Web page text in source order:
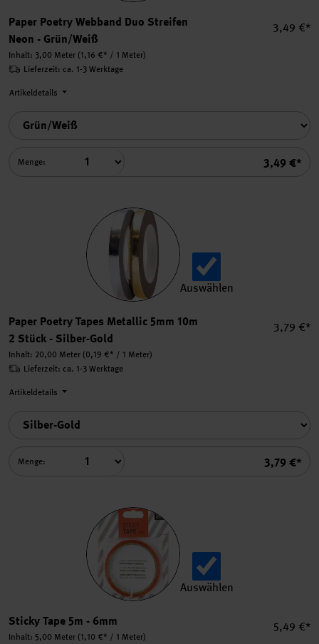
Paper Poetry Webband Duo Streifen
Neon - Grün/Weiß
Inhalt: 3,00 Meter (1,16 €* / 1 Meter)
3,49 €*
Summe
3,49 €*
Lieferzeit: ca. 1-3 Werktage
Artikeldetails
Menge:
Auswählen
Paper Poetry Tapes Metallic 5mm 10m
2 Stück - Silber-Gold
Inhalt: 20,00 Meter (0,19 €* / 1 Meter)
3,79 €*
Summe
3,79 €*
Lieferzeit: ca. 1-3 Werktage
Artikeldetails
Menge:
Auswählen
Sticky Tape 5m - 6mm
Inhalt: 5,00 Meter (1,10 €* / 1 Meter)
5,49 €*